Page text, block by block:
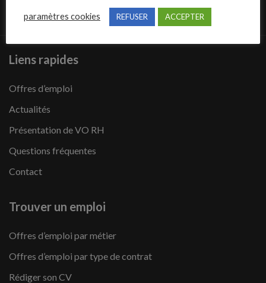
Liens rapides
Offres d’emploi
Actualités
Présentation de VO RH
Questions fréquentes
Contact
Trouver un emploi
Offres d’emploi par métier
Offres d’emploi par type de contrat
Rédiger son CV
paramètres cookies REFUSER ACCEPTER